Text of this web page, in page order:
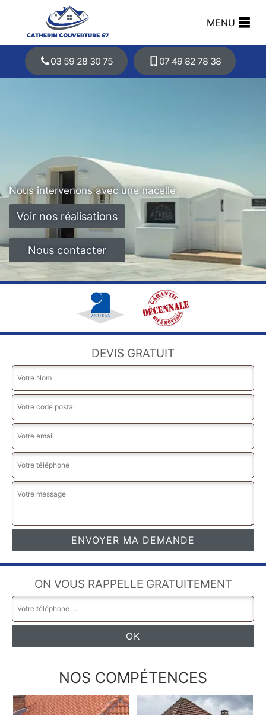
MENU
03 59 28 30 75 07 49 82 78 38
Nous intervenons avec une nacelle
Voir nos réalisations
Nous contacter
DEVIS GRATUIT
ON VOUS RAPPELLE GRATUITEMENT
NOS COMPÉTENCES